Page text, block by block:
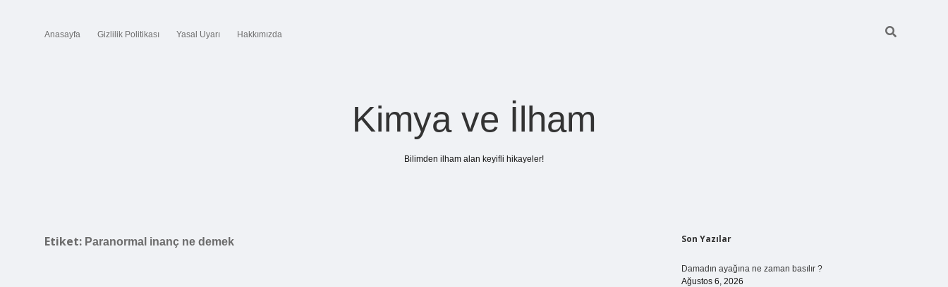
Anasayfa Gizlilik Politikası Yasal Uyarı Hakkımızda
Kimya ve İlham
Bilimden ilham alan keyifli hikayeler!
Etiket: Paranormal inanç ne demek Sidebar
Son Yazılar
Damadın ayağına ne zaman basılır ?
Ağustos 6, 2026